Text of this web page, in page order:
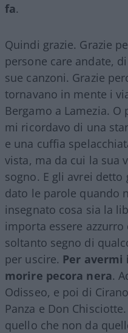
fa.
Quindi grazie. Grazie
persone care andate,
sue canzoni. Grazie
tornavano in mente i
Bergamo a Lamezia. O
mi ricordavo di una
e una cuffia
vista, ma da cui la sua
sogno. E gli avrei detto
dato le parole quando
insegnato cosa sia la
importa essere
soltanto segno di
per uscire. Per
morire pecora nera.
Odisseo, e poi di
Panza e Don
quello che non da